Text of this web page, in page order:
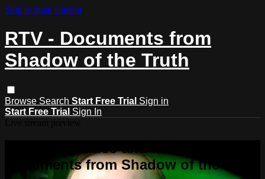
Skip to main content
RTV - Documents from
Shadow of the Truth
Browse Search Start Free Trial Sign in
Start Free Trial Sign In
Watch this video and more on RTV -
Documents from Shadow of the Truth